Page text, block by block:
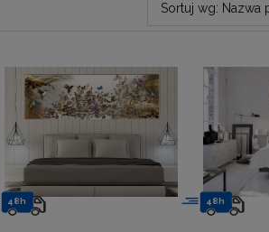
Sortuj wg: Nazwa
48h 48h